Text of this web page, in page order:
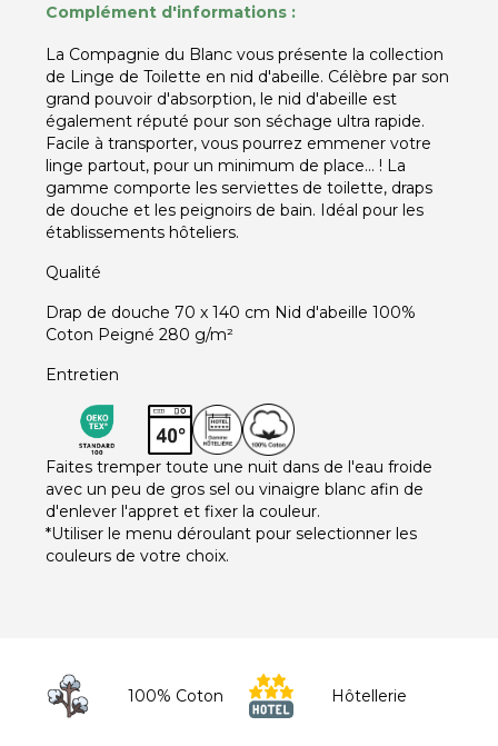
Complément d'informations :
La Compagnie du Blanc vous présente la collection
de Linge de Toilette en nid d'abeille. Célèbre par son
grand pouvoir d'absorption, le nid d'abeille est
également réputé pour son séchage ultra rapide.
Facile à transporter, vous pourrez emmener votre
linge partout, pour un minimum de place... ! La
gamme comporte les serviettes de toilette, draps
de douche et les peignoirs de bain. Idéal pour les
établissements hôteliers.
Qualité
Drap de douche 70 x 140 cm Nid d'abeille 100%
Coton Peigné 280 g/m²
Entretien
Faites tremper toute une nuit dans de l'eau froide
avec un peu de gros sel ou vinaigre blanc afin de
d'enlever l'appret et fixer la couleur.
*Utiliser le menu déroulant pour selectionner les
couleurs de votre choix.
100% Coton Hôtellerie